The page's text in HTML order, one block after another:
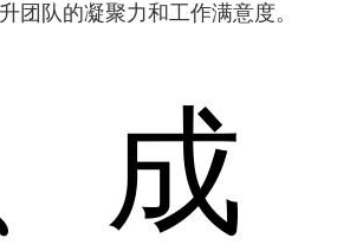
团队的凝聚力和工作满意度。
成